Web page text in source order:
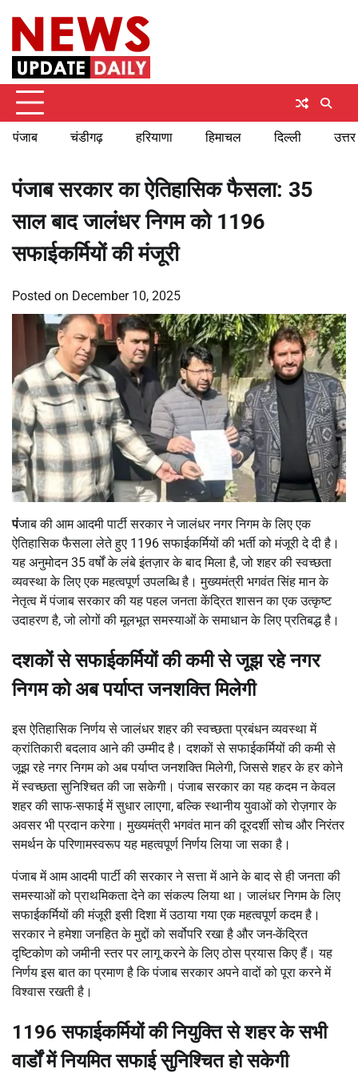
content
पंजाब चंडीगढ़ हरियाणा हिमाचल दिल्ली
पंजाब सरकार का ऐतिहासिक फैसला: 35
साल बाद जालंधर निगम को 1196
सफाईकर्मियों की मंजूरी
Posted on December 10, 2025
पंजाब की आम आदमी पार्टी सरकार ने जालंधर नगर निगम के लिए एक
ऐतिहासिक फैसला लेते हुए 1196 सफाईकर्मियों की भर्ती को मंजूरी दे दी है।
यह अनुमोदन 35 वर्षों के लंबे इंतज़ार के बाद मिला है, जो शहर की स्वच्छता
व्यवस्था के लिए एक महत्वपूर्ण उपलब्धि है। मुख्यमंत्री भगवंत सिंह मान के
नेतृत्व में पंजाब सरकार की यह पहल जनता केंद्रित शासन का एक उत्कृष्ट
उदाहरण है, जो लोगों की मूलभूत समस्याओं के समाधान के लिए प्रतिबद्ध है।
दशकों से सफाईकर्मियों की कमी से जूझ रहे नगर
निगम को अब पर्याप्त जनशक्ति मिलेगी
इस ऐतिहासिक निर्णय से जालंधर शहर की स्वच्छता प्रबंधन व्यवस्था में
क्रांतिकारी बदलाव आने की उम्मीद है। दशकों से सफाईकर्मियों की कमी से
जूझ रहे नगर निगम को अब पर्याप्त जनशक्ति मिलेगी, जिससे शहर के हर कोने
में स्वच्छता सुनिश्चित की जा सकेगी। पंजाब सरकार का यह कदम न केवल
शहर की साफ-सफाई में सुधार लाएगा, बल्कि स्थानीय युवाओं को रोज़गार के
अवसर भी प्रदान करेगा। मुख्यमंत्री भगवंत मान की दूरदर्शी सोच और निरंतर
समर्थन के परिणामस्वरूप यह महत्वपूर्ण निर्णय लिया जा सका है।
पंजाब में आम आदमी पार्टी की सरकार ने सत्ता में आने के बाद से ही जनता की
समस्याओं को प्राथमिकता देने का संकल्प लिया था। जालंधर निगम के लिए
सफाईकर्मियों की मंजूरी इसी दिशा में उठाया गया एक महत्वपूर्ण कदम है।
सरकार ने हमेशा जनहित के मुद्दों को सर्वोपरि रखा है और जन-केंद्रित
दृष्टिकोण को जमीनी स्तर पर लागू करने के लिए ठोस प्रयास किए हैं। यह
निर्णय इस बात का प्रमाण है कि पंजाब सरकार अपने वादों को पूरा करने में
विश्वास रखती है।
1196 सफाईकर्मियों की नियुक्ति से शहर के सभी
वार्डों में नियमित सफाई सुनिश्चित हो सकेगी